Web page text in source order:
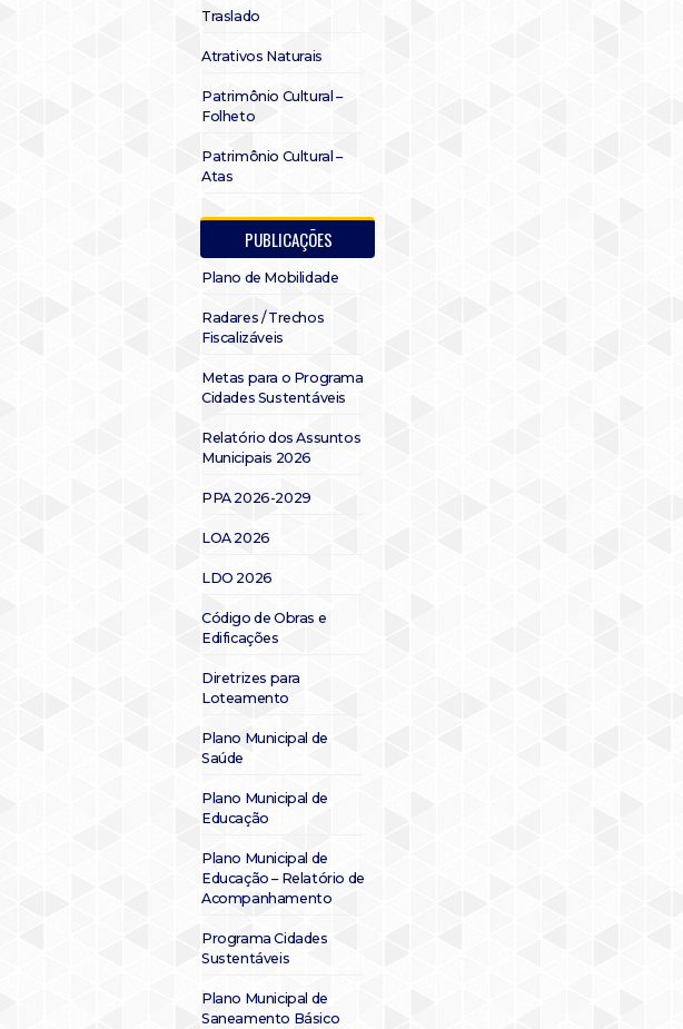
Traslado
Atrativos Naturais
Patrimônio Cultural –
Folheto
Patrimônio Cultural –
Atas
PUBLICAÇÕES
Plano de Mobilidade
Radares / Trechos
Fiscalizáveis
Metas para o Programa
Cidades Sustentáveis
Relatório dos Assuntos
Municipais 2026
PPA 2026-2029
LOA 2026
LDO 2026
Código de Obras e
Edificações
Diretrizes para
Loteamento
Plano Municipal de
Saúde
Plano Municipal de
Educação
Plano Municipal de
Educação – Relatório de
Acompanhamento
Programa Cidades
Sustentáveis
Plano Municipal de
Saneamento Básico